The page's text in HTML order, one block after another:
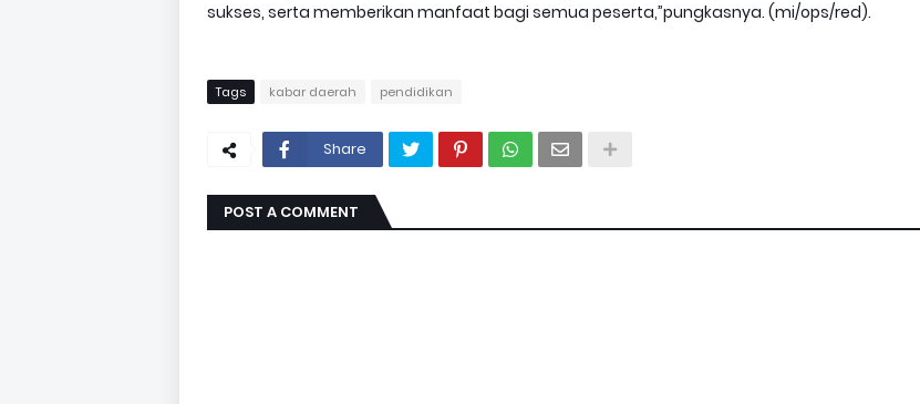
sukses, serta memberikan manfaat bagi semua peserta,”pungkasnya. (mi/ops/red).
Tags kabar daerah pendidikan
Share
POST A COMMENT